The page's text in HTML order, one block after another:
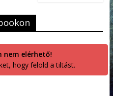
nem elérhető!
hogy felold a tiltást.